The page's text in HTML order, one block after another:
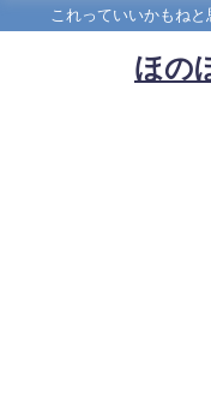
これっていいかもね
ほの